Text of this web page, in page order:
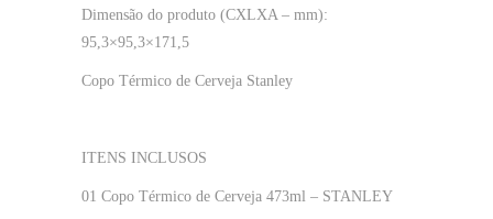
Dimensão do produto (CXLXA – mm):
95,3×95,3×171,5
Copo Térmico de Cerveja Stanley
ITENS INCLUSOS
01 Copo Térmico de Cerveja 473ml – STANLEY